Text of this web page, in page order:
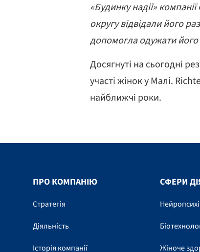
«Будинку надії»
округу відвідали його
допомогла одужати його
Досягнуті на сьогодні
участі жінок у Малі.
найближчі роки.
ПРО КОМПАНІЮ
Стратегія
Діяльність
Історія компанії
СФЕРИ
Жіноче